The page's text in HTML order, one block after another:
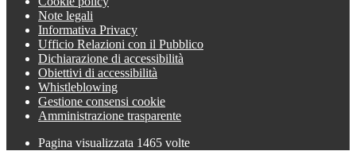
Note legali
Informativa Privacy
Ufficio Relazioni con il Pubblico
Dichiarazione di accessibilità
Obiettivi di accessibilità
Whistleblowing
Gestione consensi cookie
Amministrazione trasparente
Pagina visualizzata 1465 volte